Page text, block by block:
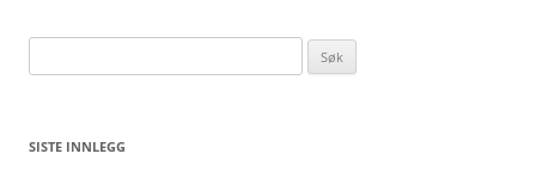
etter:
SISTE INNLEGG